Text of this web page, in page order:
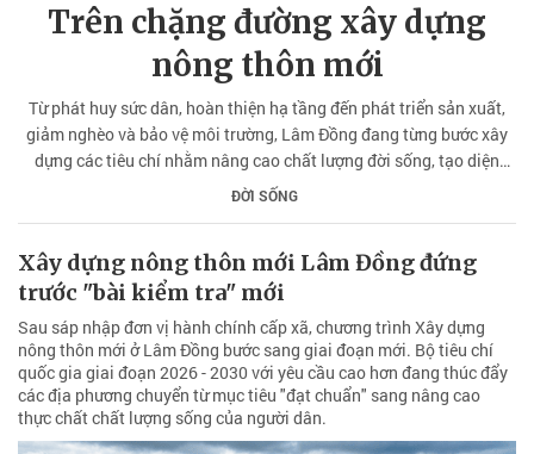
Trên chặng đường xây dựng
nông thôn mới
Từ phát huy sức dân, hoàn thiện hạ tầng đến phát triển sản xuất,
giảm nghèo và bảo vệ môi trường, Lâm Đồng đang từng bước xây
dựng các tiêu chí nhằm nâng cao chất lượng đời sống, tạo diện
mạo nông thôn mới (NTM) phát triển thực chất.
ĐỜI SỐNG
Xây dựng nông thôn mới Lâm Đồng đứng
trước "bài kiểm tra" mới
Sau sáp nhập đơn vị hành chính cấp xã, chương trình Xây dựng
nông thôn mới ở Lâm Đồng bước sang giai đoạn mới. Bộ tiêu chí
quốc gia giai đoạn 2026 - 2030 với yêu cầu cao hơn đang thúc đẩy
các địa phương chuyển từ mục tiêu "đạt chuẩn" sang nâng cao
thực chất chất lượng sống của người dân.